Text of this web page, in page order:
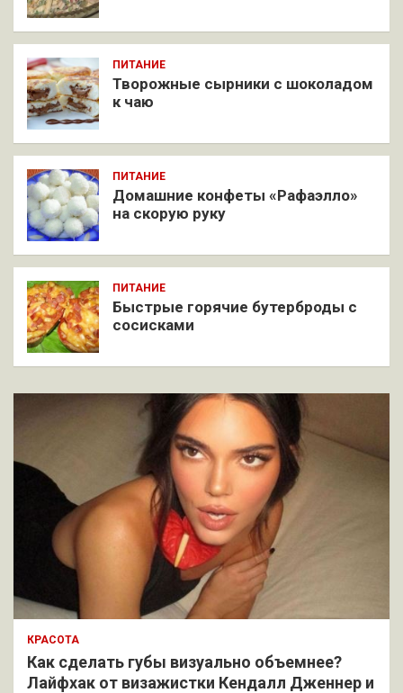
ПИТАНИЕ
Творожные сырники с шоколадом
к чаю
ПИТАНИЕ
Домашние конфеты «Рафаэлло»
на скорую руку
ПИТАНИЕ
Быстрые горячие бутерброды с
сосисками
КРАСОТА
Как сделать губы визуально объемнее?
Лайфхак от визажистки Кендалл Дженнер и